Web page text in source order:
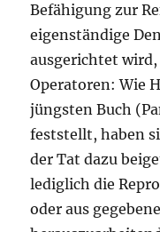
Befähigung zur
eigenständige
ausgerichtet
Operatoren: Wie
jüngsten Buch
feststellt, haben
der Tat dazu
lediglich die
oder aus